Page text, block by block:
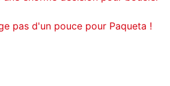
pas d'un pouce pour Paqueta !